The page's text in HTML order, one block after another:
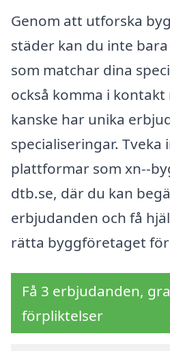
Genom att utforska
städer kan du inte
som matchar dina
också komma i
kanske har unika
specialiseringar.
plattformar som xn--
dtb.se, där du kan
erbjudanden och få
rätta byggföretaget
Få 3 erbjudanden,
förpliktelser